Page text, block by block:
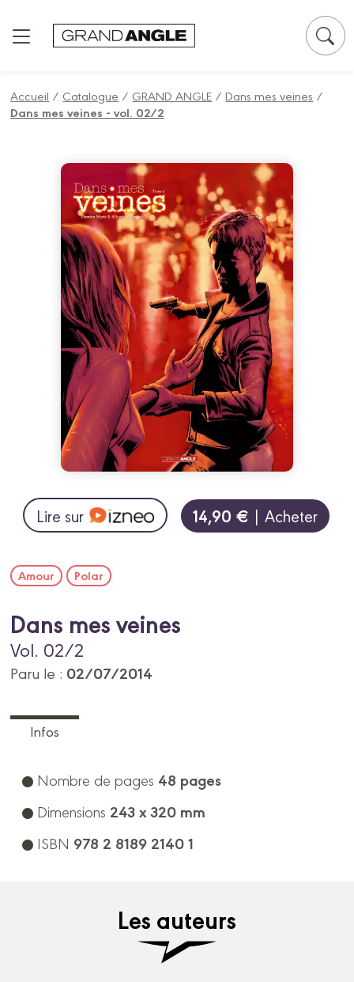
Accueil / Catalogue / GRAND ANGLE /Dans mes veines /
Dans mes veines - vol. 02/2
Lire sur 14,90 € | Acheter
Amour Polar
Dans mes veines
Vol. 02/2
Paru le : 02/07/2014
Infos
Nombre de pages 48 pages
Dimensions 243 x 320 mm
ISBN 978 2 8189 2140 1
Les auteurs